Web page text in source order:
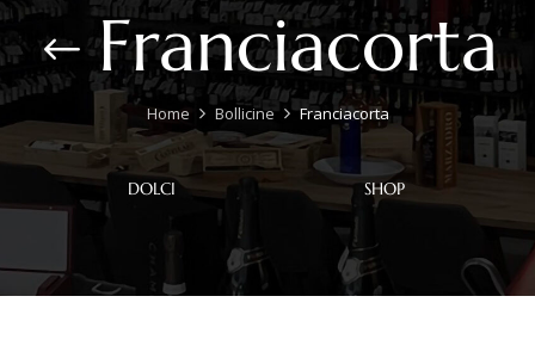
Franciacorta
Home Bollicine Franciacorta
DOLCI SHOP